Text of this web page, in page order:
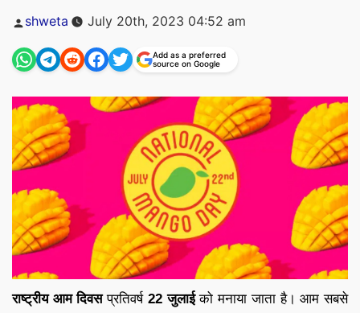
Posted
by
shweta July 20th, 2023 04:52 am
Add as a preferred
source on Google
राष्ट्रीय आम दिवसप्रतिवर्ष 22 जुलाईको मनाया जाता है। आम सबसे